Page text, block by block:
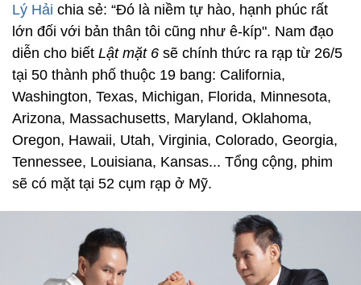
Lý Hải chia sẻ: “Đó là niềm tự hào, hạnh phúc rất
lớn đối với bản thân tôi cũng như ê-kíp". Nam đạo
diễn cho biết Lật mặt 6 sẽ chính thức ra rạp từ 26/5
tại 50 thành phố thuộc 19 bang: California,
Washington, Texas, Michigan, Florida, Minnesota,
Arizona, Massachusetts, Maryland, Oklahoma,
Oregon, Hawaii, Utah, Virginia, Colorado, Georgia,
Tennessee, Louisiana, Kansas... Tổng cộng, phim
sẽ có mặt tại 52 cụm rạp ở Mỹ.